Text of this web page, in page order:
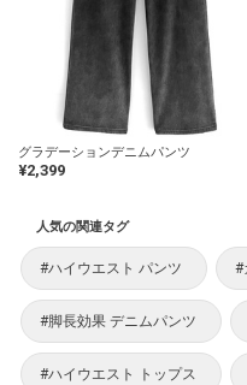
グラデーションデニムパンツ
¥2,399
人気の関連タグ
#ハイウエスト パンツ #
#脚長効果 デニムパンツ
#ハイウエスト トップス